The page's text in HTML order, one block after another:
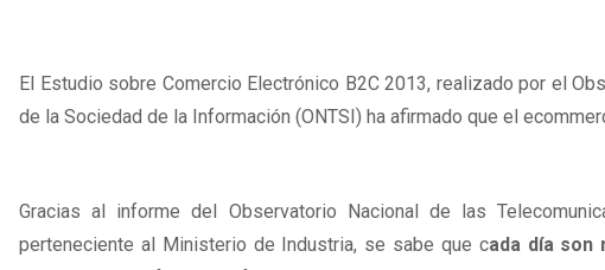
El Estudio sobre Comercio Electrónico B2C 2013, realizado por el
de la Sociedad de la Información (ONTSI) ha afirmado que el
Gracias al informe del Observatorio Nacional de las
perteneciente al Ministerio de Industria, se sabe que cada día son